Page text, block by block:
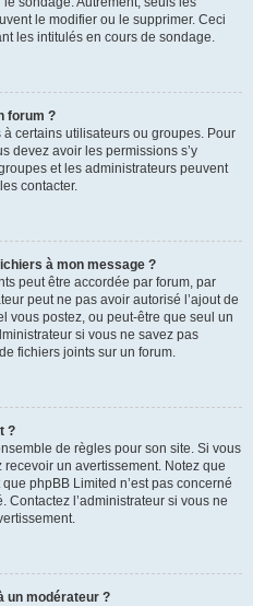
le modifier ou le supprimer. Ceci
les intitulés en cours de sondage.
forum ?
certains utilisateurs ou groupes. Pour
devez avoir les permissions s’y
et les administrateurs peuvent
contacter.
à mon message ?
peut être accordée par forum, par
peut ne pas avoir autorisé l’ajout de
vous postez, ou peut-être que seul un
si vous ne savez pas
fichiers joints sur un forum.
?
de règles pour son site. Si vous
un avertissement. Notez que
phpBB Limited n’est pas concerné
Contactez l’administrateur si vous ne
un modérateur ?